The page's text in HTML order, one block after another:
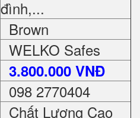
đình,...
Brown
WELKO Safes
3.800.000 VNĐ
098 2770404
Chất Lượng Cao